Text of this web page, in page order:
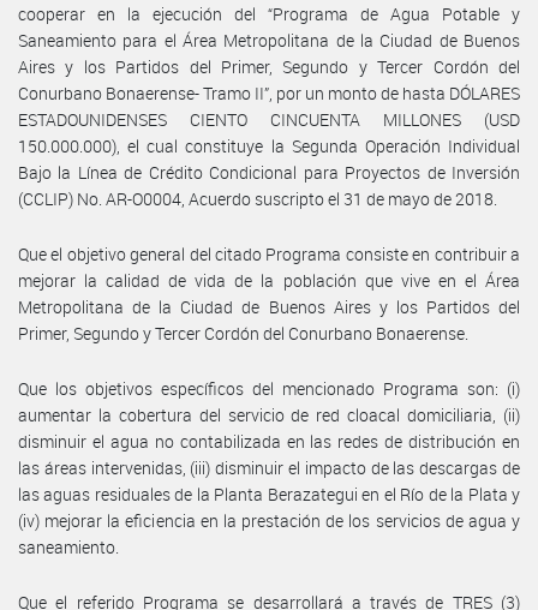
cooperar en la ejecución del “Programa de Agua Potable y
Saneamiento para el Área Metropolitana de la Ciudad de Buenos
Aires y los Partidos del Primer, Segundo y Tercer Cordón del
Conurbano Bonaerense- Tramo II”, por un monto de hasta DÓLARES
ESTADOUNIDENSES CIENTO CINCUENTA MILLONES (USD
150.000.000), el cual constituye la Segunda Operación Individual
Bajo la Línea de Crédito Condicional para Proyectos de Inversión
(CCLIP) No. AR-O0004, Acuerdo suscripto el 31 de mayo de 2018.
Que el objetivo general del citado Programa consiste en contribuir a
mejorar la calidad de vida de la población que vive en el Área
Metropolitana de la Ciudad de Buenos Aires y los Partidos del
Primer, Segundo y Tercer Cordón del Conurbano Bonaerense.
Que los objetivos específicos del mencionado Programa son: (i)
aumentar la cobertura del servicio de red cloacal domiciliaria, (ii)
disminuir el agua no contabilizada en las redes de distribución en
las áreas intervenidas, (iii) disminuir el impacto de las descargas de
las aguas residuales de la Planta Berazategui en el Río de la Plata y
(iv) mejorar la eficiencia en la prestación de los servicios de agua y
saneamiento.
Que el referido Programa se desarrollará a través de TRES (3)